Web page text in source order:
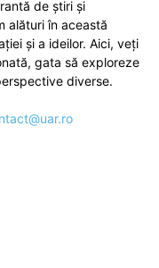
de știri și
alături în această
și a ideilor. Aici, veți
gata să exploreze
diverse.